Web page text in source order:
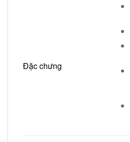
Đặc chưng